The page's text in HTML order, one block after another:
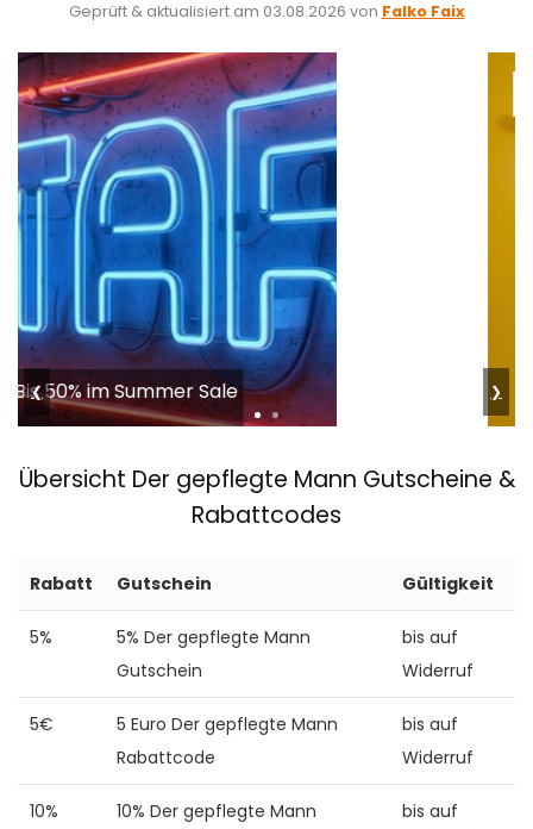
Geprüft & aktualisiert am 03.08.2026 von Falko Faix
tink50% auf Smart Home & Sicherheit
❮ ❯
Übersicht Der gepflegte Mann Gutscheine &
Rabattcodes
Rabatt Gutschein Gültigkeit
5%
5% Der gepflegte Mann
Gutschein
bis auf
Widerruf
5€
5 Euro Der gepflegte Mann
Rabattcode
bis auf
Widerruf
10%
10% Der gepflegte Mann
bis auf